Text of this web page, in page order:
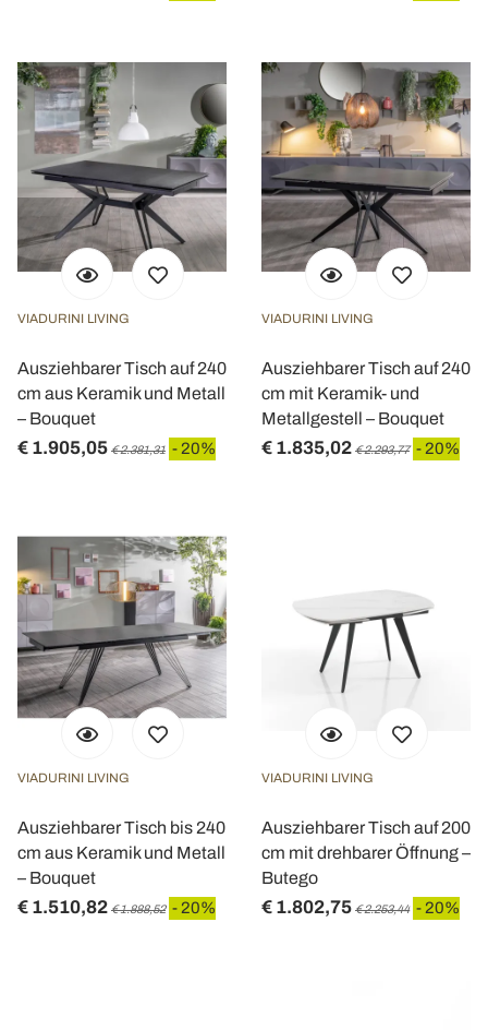
VIADURINI LIVING
Ausziehbarer Tisch auf 240
cm aus Keramik und Metall
– Bouquet
€ 1.905,05 € 2.381,31 - 20%
VIADURINI LIVING
Ausziehbarer Tisch auf 240
cm mit Keramik- und
Metallgestell – Bouquet
€ 1.835,02 € 2.293,77 - 20%
VIADURINI LIVING
Ausziehbarer Tisch bis 240
cm aus Keramik und Metall
– Bouquet
€ 1.510,82 € 1.888,52 - 20%
VIADURINI LIVING
Ausziehbarer Tisch auf 200
cm mit drehbarer Öffnung –
Butego
€ 1.802,75 € 2.253,44 - 20%